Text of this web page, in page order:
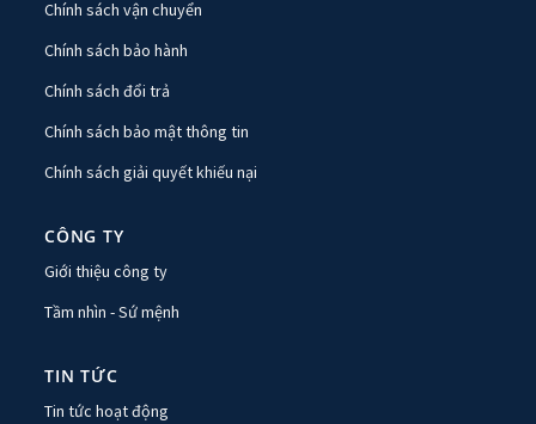
Chính sách vận chuyển
Chính sách bảo hành
Chính sách đổi trả
Chính sách bảo mật thông tin
Chính sách giải quyết khiếu nại
CÔNG TY
Giới thiệu công ty
Tầm nhìn - Sứ mệnh
TIN TỨC
Tin tức hoạt động